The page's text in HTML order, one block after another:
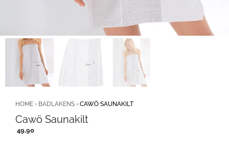
HOME › BADLAKENS › CAWÖ SAUNAKILT
Cawö Saunakilt
49,90